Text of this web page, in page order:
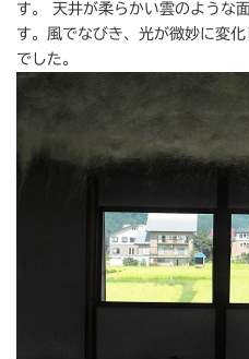
す。 天井が柔らかい雲のような
す。風でなびき、光が微妙に変
でした。